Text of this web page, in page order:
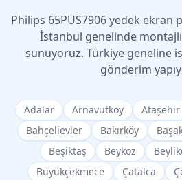
Philips 65PUS7906yedek ekran
İstanbul genelinde
sunuyoruz. Türkiye geneline
gönderim
Adalar Arnavutköy Ataşehir
Bahçelievler
Bakırköy
Beşiktaş
Beykoz
Büyükçekmece
Çatalca